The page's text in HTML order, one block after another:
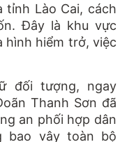
tỉnh Lào Cai, cách
Đây là khu vực
hình hiểm trở, việc
đối tượng, ngay
Thanh Sơn đã
an phối hợp dân
bao vây toàn bộ